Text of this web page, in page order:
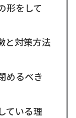
形をして
と対策方法
めるべき
ている理